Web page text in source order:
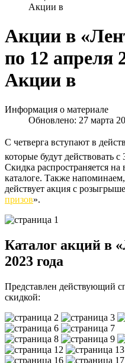
Акции в
Акции в
по 12 апреля
Акции в
Информация о материале
Обновлено: 27 марта
С четверга вступают в
которые будут действовать
Скидка распространяется
каталоге. Также
действует акция с
призов».
Каталог акций в
2023 года
Представлен действующий
скидкой: